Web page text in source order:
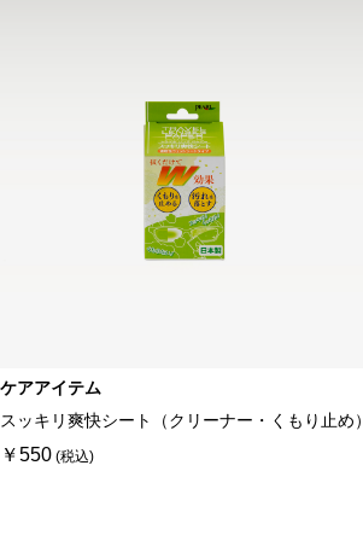
ケアアイテム
スッキリ爽快シート（クリーナー・くもり止め）
￥550